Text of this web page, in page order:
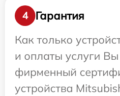
4
Гарантия
Как только
и оплаты услуги
фирменный
устройства